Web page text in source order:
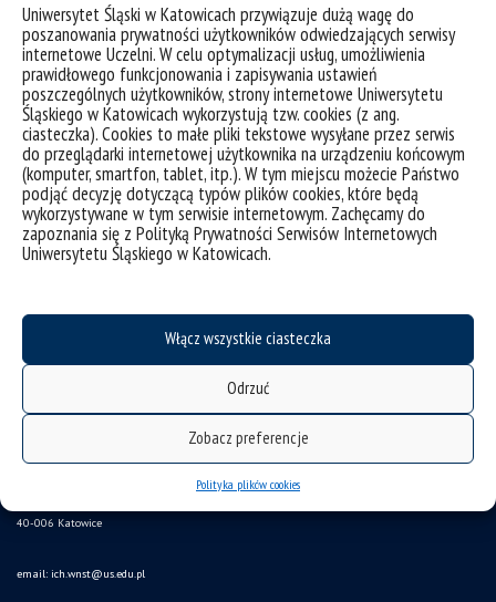
Uniwersytet Śląski w Katowicach przywiązuje dużą wagę do
poszanowania prywatności użytkowników odwiedzających serwisy
internetowe Uczelni. W celu optymalizacji usług, umożliwienia
prawidłowego funkcjonowania i zapisywania ustawień
poszczególnych użytkowników, strony internetowe Uniwersytetu
Śląskiego w Katowicach wykorzystują tzw. cookies (z ang.
ciasteczka). Cookies to małe pliki tekstowe wysyłane przez serwis
do przeglądarki internetowej użytkownika na urządzeniu końcowym
(komputer, smartfon, tablet, itp.). W tym miejscu możecie Państwo
podjąć decyzję dotyczącą typów plików cookies, które będą
wykorzystywane w tym serwisie internetowym. Zachęcamy do
zapoznania się z Polityką Prywatności Serwisów Internetowych
Uniwersytetu Śląskiego w Katowicach.
Włącz wszystkie ciasteczka
Odrzuć
Zobacz preferencje
Polityka plików cookies
Instytut Chemii
Wydział Nauk Ścisłych i Technicznych
40-006 Katowice
email: ich.wnst@us.edu.pl